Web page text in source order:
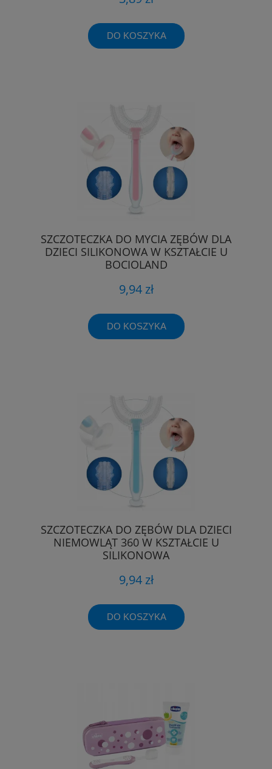
DO KOSZYKA
SZCZOTECZKA DO MYCIA ZĘBÓW DLA
DZIECI SILIKONOWA W KSZTAŁCIE U
BOCIOLAND
9,94 zł
DO KOSZYKA
SZCZOTECZKA DO ZĘBÓW DLA DZIECI
NIEMOWLĄT 360 W KSZTAŁCIE U
SILIKONOWA
9,94 zł
DO KOSZYKA